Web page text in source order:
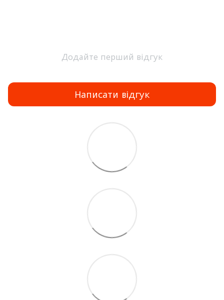
Додайте перший відгук
Написати відгук